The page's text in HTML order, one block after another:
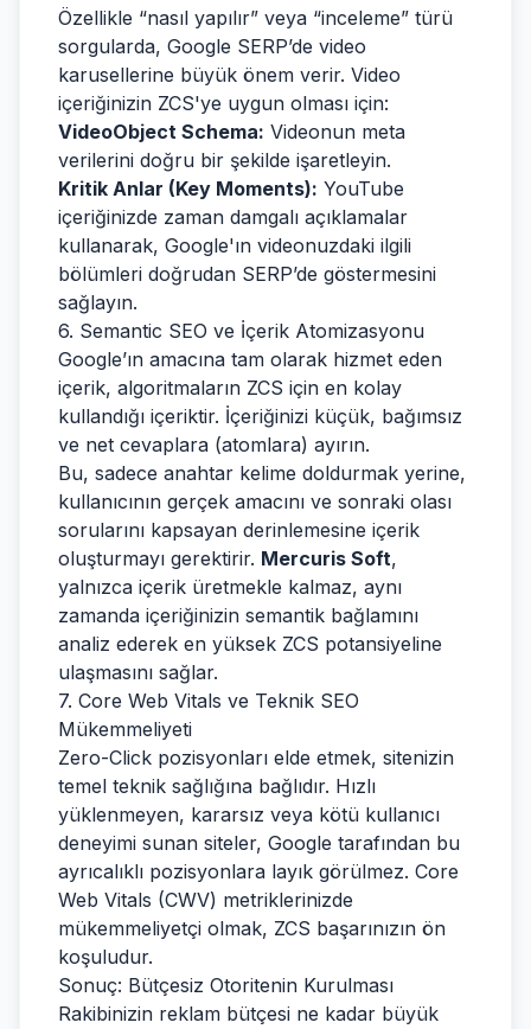
Özellikle “nasıl yapılır” veya “inceleme” türü
sorgularda, Google SERP’de video
karusellerine büyük önem verir. Video
içeriğinizin ZCS'ye uygun olması için:
VideoObject Schema: Videonun meta
verilerini doğru bir şekilde işaretleyin.
Kritik Anlar (Key Moments): YouTube
içeriğinizde zaman damgalı açıklamalar
kullanarak, Google'ın videonuzdaki ilgili
bölümleri doğrudan SERP’de göstermesini
sağlayın.
6. Semantic SEO ve İçerik Atomizasyonu
Google’ın amacına tam olarak hizmet eden
içerik, algoritmaların ZCS için en kolay
kullandığı içeriktir. İçeriğinizi küçük, bağımsız
ve net cevaplara (atomlara) ayırın.
Bu, sadece anahtar kelime doldurmak yerine,
kullanıcının gerçek amacını ve sonraki olası
sorularını kapsayan derinlemesine içerik
oluşturmayı gerektirir. Mercuris Soft,
yalnızca içerik üretmekle kalmaz, aynı
zamanda içeriğinizin semantik bağlamını
analiz ederek en yüksek ZCS potansiyeline
ulaşmasını sağlar.
7. Core Web Vitals ve Teknik SEO
Mükemmeliyeti
Zero-Click pozisyonları elde etmek, sitenizin
temel teknik sağlığına bağlıdır. Hızlı
yüklenmeyen, kararsız veya kötü kullanıcı
deneyimi sunan siteler, Google tarafından bu
ayrıcalıklı pozisyonlara layık görülmez. Core
Web Vitals (CWV) metriklerinizde
mükemmeliyetçi olmak, ZCS başarınızın ön
koşuludur.
Sonuç: Bütçesiz Otoritenin Kurulması
Rakibinizin reklam bütçesi ne kadar büyük